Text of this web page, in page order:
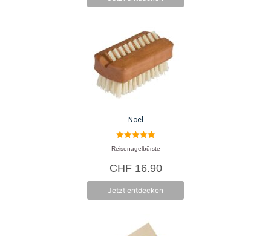
Noel
5.00
von 5
Reisenagelbürste
CHF16.90
Jetzt entdecken